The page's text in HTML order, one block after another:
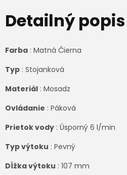
Detailný
Farba : Matná Čierna
Typ : Stojanková
Materiál : Mosadz
Ovládanie : Páková
Prietok vody : Úsporný 6 l/min
Typ výtoku : Pevný
Dĺžka výtoku : 107 mm